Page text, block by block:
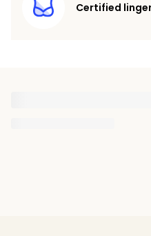
Certified